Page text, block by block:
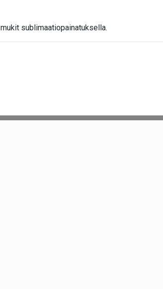
mukit sublimaatiopainatuksella.